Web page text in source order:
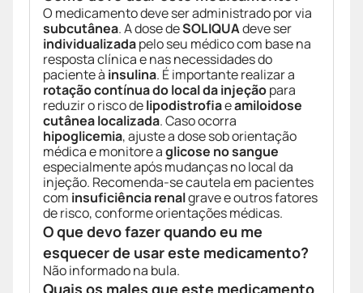
O medicamento deve ser administrado por via
subcutânea. A dose deSOLIQUAdeve ser
individualizadapelo seu médico com base na
resposta clínica e nas necessidades do
paciente à insulina. É importante realizar a
rotação contínua do local da injeçãopara
reduzir o risco delipodistrofiaeamiloidose
cutânea localizada. Caso ocorra
hipoglicemia, ajuste a dose sob orientação
médica e monitore aglicose no sangue
especialmente após mudanças no local da
injeção. Recomenda-se cautela em pacientes
com insuficiência renalgrave e outros fatores
de risco, conforme orientações médicas.
O que devo fazer quando eu me
esquecer de usar este medicamento?
Não informado na bula.
Quais os males que este medicamento